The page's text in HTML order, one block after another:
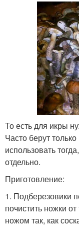
То есть для икры
Часто берут
использовать
отдельно.
Приготовление:
1. Подберезовики
почистить ножки
ножом так, как